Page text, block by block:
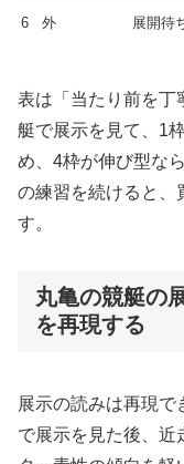
6 外 展開待
表は「当たり前を丁
艇で展示を見て、1
め、4枠が伸び型な
の練習を続けると、
す。
丸亀の競艇の
を再現する
展示の読みは再現で
で展示を見た後、近